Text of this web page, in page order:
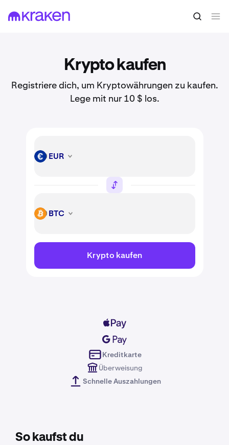
Krypto kaufen
Registriere dich, um Kryptowährungen zu kaufen.
Lege mit nur 10 $ los.
EUR EUR
BTC BTC
Krypto kaufen
Kreditkarte
Überweisung
Schnelle Auszahlungen
So kaufst du